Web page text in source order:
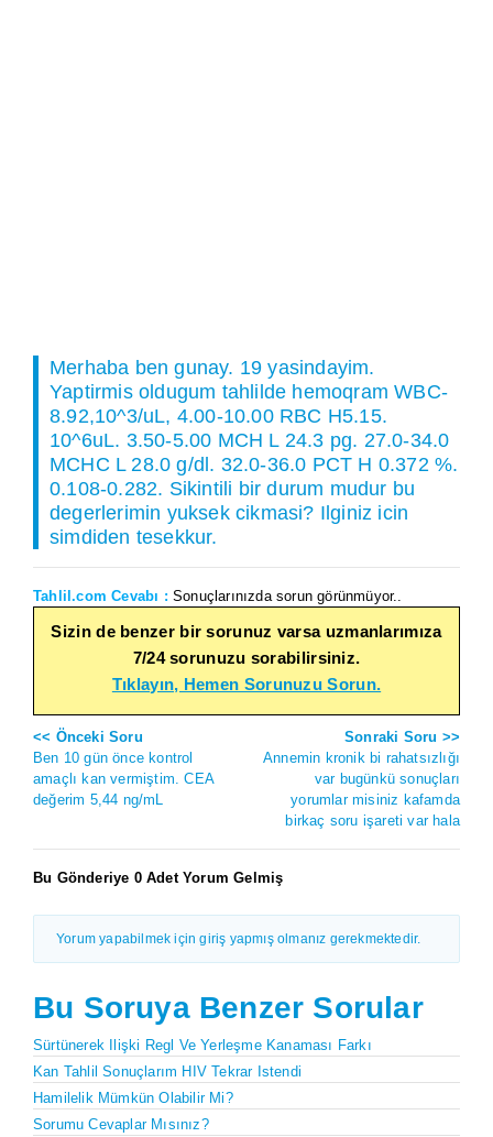
Merhaba ben gunay. 19 yasindayim.
Yaptirmis oldugum tahlilde hemoqram WBC-
8.92,10^3/uL, 4.00-10.00 RBC H5.15.
10^6uL. 3.50-5.00 MCH L 24.3 pg. 27.0-34.0
MCHC L 28.0 g/dl. 32.0-36.0 PCT H 0.372 %.
0.108-0.282. Sikintili bir durum mudur bu
degerlerimin yuksek cikmasi? Ilginiz icin
simdiden tesekkur.
Tahlil.com Cevabı : Sonuçlarınızda sorun görünmüyor..
Sizin de benzer bir sorunuz varsa uzmanlarımıza
7/24 sorunuzu sorabilirsiniz.
Tıklayın, Hemen Sorunuzu Sorun.
<< Önceki Soru
Ben 10 gün önce kontrol
amaçlı kan vermiştim. CEA
değerim 5,44 ng/mL
Sonraki Soru >>
Annemin kronik bi rahatsızlığı
var bugünkü sonuçları
yorumlar misiniz kafamda
birkaç soru işareti var hala
Bu Gönderiye 0 Adet Yorum Gelmiş
Yorum yapabilmek için giriş yapmış olmanız gerekmektedir.
Bu Soruya Benzer Sorular
Sürtünerek Ilişki Regl Ve Yerleşme Kanaması Farkı
Kan Tahlil Sonuçlarım HIV Tekrar Istendi
Hamilelik Mümkün Olabilir Mi?
Sorumu Cevaplar Mısınız?